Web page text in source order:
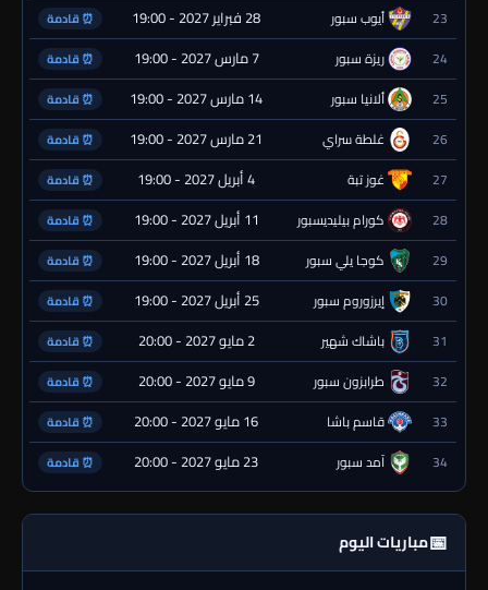
23 أيوب سبور 28 فبراير 2027 - 19:00 ⏰ قادمة
24 ريزة سبور 7 مارس 2027 - 19:00 ⏰ قادمة
25 ألانيا سبور 14 مارس 2027 - 19:00 ⏰ قادمة
26 غلطة سراي 21 مارس 2027 - 19:00 ⏰ قادمة
27 غوز تبة 4 أبريل 2027 - 19:00 ⏰ قادمة
28 كورام بيليديسبور 11 أبريل 2027 - 19:00 ⏰ قادمة
29 كوجا يلي سبور 18 أبريل 2027 - 19:00 ⏰ قادمة
30 إيرزوروم سبور 25 أبريل 2027 - 19:00 ⏰ قادمة
31 باشاك شهير 2 مايو 2027 - 20:00 ⏰ قادمة
32 طرابزون سبور 9 مايو 2027 - 20:00 ⏰ قادمة
33 قاسم باشا 16 مايو 2027 - 20:00 ⏰ قادمة
34 آمد سبور 23 مايو 2027 - 20:00 ⏰ قادمة
📅مباريات اليوم